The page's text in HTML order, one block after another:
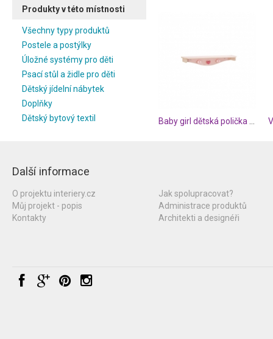
Produkty v této místnosti
Všechny typy produktů
Postele a postýlky
Úložné systémy pro děti
Psací stůl a židle pro děti
Dětský jídelní nábytek
Doplňky
Dětský bytový textil
Další informace
O projektu interiery.cz
Můj projekt - popis
Kontakty
Jak spolupracovat?
Administrace produktů
Architekti a designéři